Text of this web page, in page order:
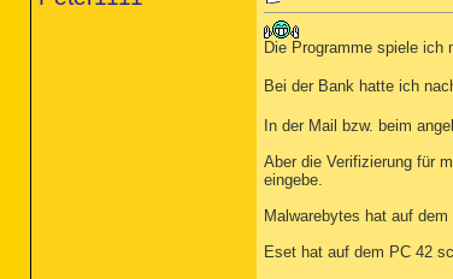
Die Programme spiele ich
Bei der Bank hatte ich
In der Mail bzw. beim
Aber die Verifizierung für
eingebe.
Malwarebytes hat auf
Eset hat auf dem PC 42